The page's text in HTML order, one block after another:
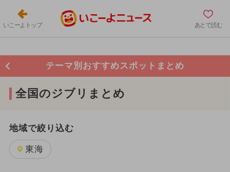
いこーよトップ あとで読む
テーマ別おすすめスポットまとめ
全国のジブリまとめ
地域で絞り込む
東海